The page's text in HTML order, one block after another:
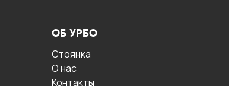
ОБ УРБО
Стоянка
О нас
Контакты